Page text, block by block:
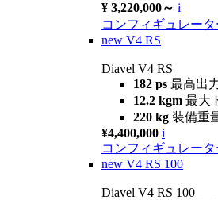
¥ 3,220,000～ i
コンフィギュレータ
new V4 RS
Diavel V4 RS
182 ps 最高出
12.2 kgm 最大
220 kg 装備重
¥4,400,000 i
コンフィギュレータ
new V4 RS 100
Diavel V4 RS 100